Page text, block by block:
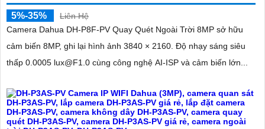
5%-35%
Liên Hệ
Camera Dahua DH-P8F-PV Quay Quét Ngoài Trời 8MP sở hữu
cảm biến 8MP, ghi lại hình ảnh 3840 × 2160. Độ nhạy sáng siêu
thấp 0.0005 lux@F1.0 cùng công nghệ AI-ISP và cảm biến lớn...